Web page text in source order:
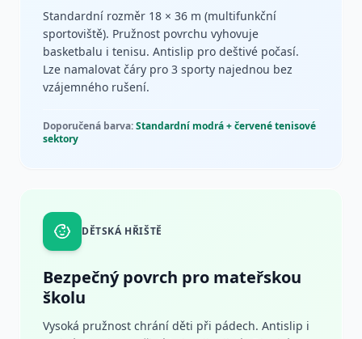
Standardní rozměr 18 × 36 m (multifunkční
sportoviště). Pružnost povrchu vyhovuje
basketbalu i tenisu. Antislip pro deštivé počasí.
Lze namalovat čáry pro 3 sporty najednou bez
vzájemného rušení.
Doporučená barva:Standardní modrá + červené tenisové
sektory
DĚTSKÁ HŘIŠTĚ
Bezpečný povrch pro mateřskou
školu
Vysoká pružnost chrání děti při pádech. Antislip i